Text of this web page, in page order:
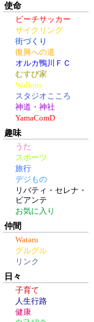
使命
ビーチサッカー
サイクリング
街づくり
復興への道
オルカ鴨川ＦＣ
むすび家
Walkins
スタジオこころ
神道・神社
YamaComD
趣味
うた
スポーツ
旅行
デジもの
リバティ・セレナ・
ビアンテ
お気に入り
仲間
Wataru
グルグル
リンク
日々
子育て
人生行路
健康